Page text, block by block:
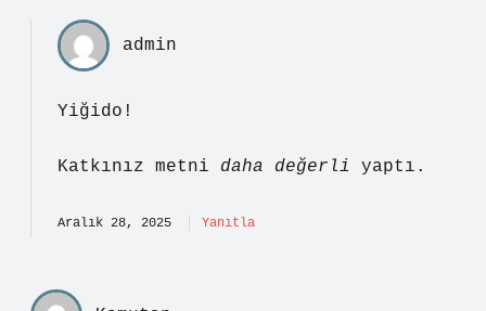
admin
Yiğido!
Katkınız metni daha değerli yaptı.
Aralık 28, 2025 Yanıtla